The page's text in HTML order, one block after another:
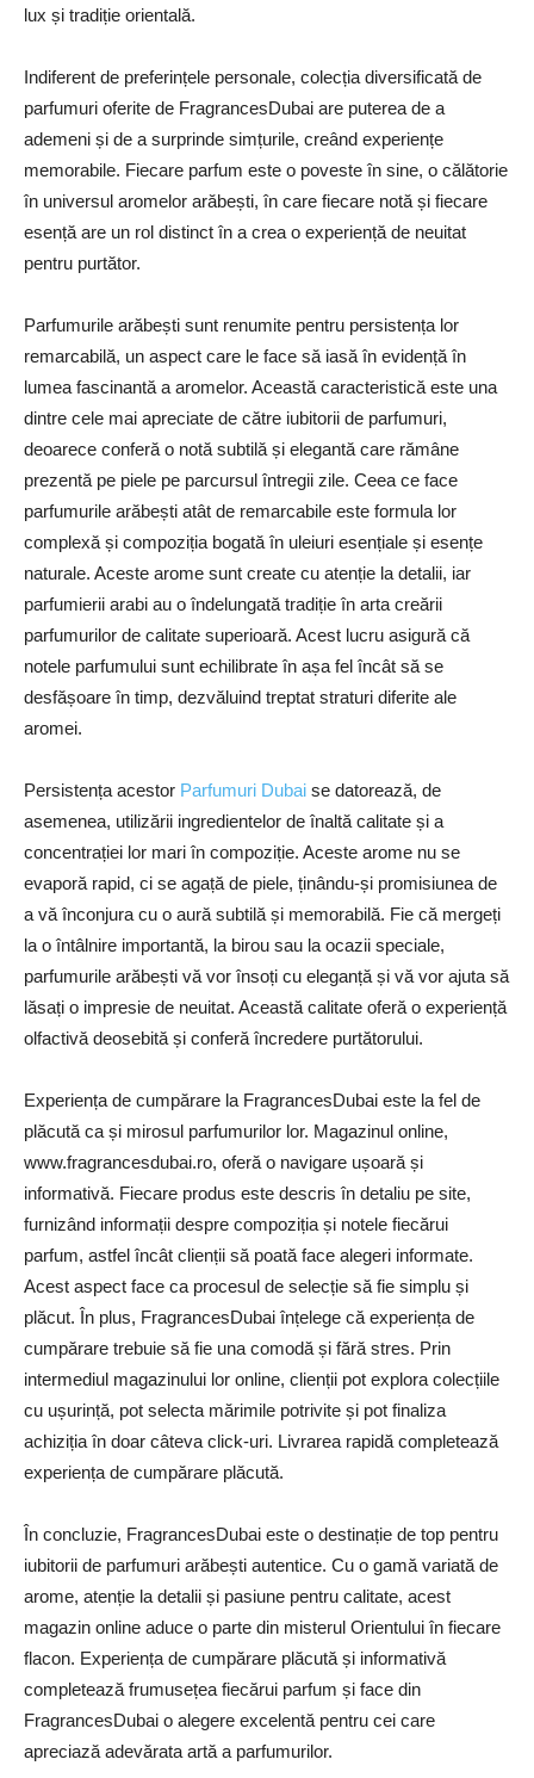
lux și tradiție orientală.
Indiferent de preferințele personale, colecția diversificată de
parfumuri oferite de FragrancesDubai are puterea de a
ademeni și de a surprinde simțurile, creând experiențe
memorabile. Fiecare parfum este o poveste în sine, o călătorie
în universul aromelor arăbești, în care fiecare notă și fiecare
esență are un rol distinct în a crea o experiență de neuitat
pentru purtător.
Parfumurile arăbești sunt renumite pentru persistența lor
remarcabilă, un aspect care le face să iasă în evidență în
lumea fascinantă a aromelor. Această caracteristică este una
dintre cele mai apreciate de către iubitorii de parfumuri,
deoarece conferă o notă subtilă și elegantă care rămâne
prezentă pe piele pe parcursul întregii zile. Ceea ce face
parfumurile arăbești atât de remarcabile este formula lor
complexă și compoziția bogată în uleiuri esențiale și esențe
naturale. Aceste arome sunt create cu atenție la detalii, iar
parfumierii arabi au o îndelungată tradiție în arta creării
parfumurilor de calitate superioară. Acest lucru asigură că
notele parfumului sunt echilibrate în așa fel încât să se
desfășoare în timp, dezvăluind treptat straturi diferite ale
aromei.
Persistența acestor Parfumuri Dubai se datorează, de
asemenea, utilizării ingredientelor de înaltă calitate și a
concentrației lor mari în compoziție. Aceste arome nu se
evaporă rapid, ci se agață de piele, ținându-și promisiunea de
a vă înconjura cu o aură subtilă și memorabilă. Fie că mergeți
la o întâlnire importantă, la birou sau la ocazii speciale,
parfumurile arăbești vă vor însoți cu eleganță și vă vor ajuta să
lăsați o impresie de neuitat. Această calitate oferă o experiență
olfactivă deosebită și conferă încredere purtătorului.
Experiența de cumpărare la FragrancesDubai este la fel de
plăcută ca și mirosul parfumurilor lor. Magazinul online,
www.fragrancesdubai.ro, oferă o navigare ușoară și
informativă. Fiecare produs este descris în detaliu pe site,
furnizând informații despre compoziția și notele fiecărui
parfum, astfel încât clienții să poată face alegeri informate.
Acest aspect face ca procesul de selecție să fie simplu și
plăcut. În plus, FragrancesDubai înțelege că experiența de
cumpărare trebuie să fie una comodă și fără stres. Prin
intermediul magazinului lor online, clienții pot explora colecțiile
cu ușurință, pot selecta mărimile potrivite și pot finaliza
achiziția în doar câteva click-uri. Livrarea rapidă completează
experiența de cumpărare plăcută.
În concluzie, FragrancesDubai este o destinație de top pentru
iubitorii de parfumuri arăbești autentice. Cu o gamă variată de
arome, atenție la detalii și pasiune pentru calitate, acest
magazin online aduce o parte din misterul Orientului în fiecare
flacon. Experiența de cumpărare plăcută și informativă
completează frumusețea fiecărui parfum și face din
FragrancesDubai o alegere excelentă pentru cei care
apreciază adevărata artă a parfumurilor.